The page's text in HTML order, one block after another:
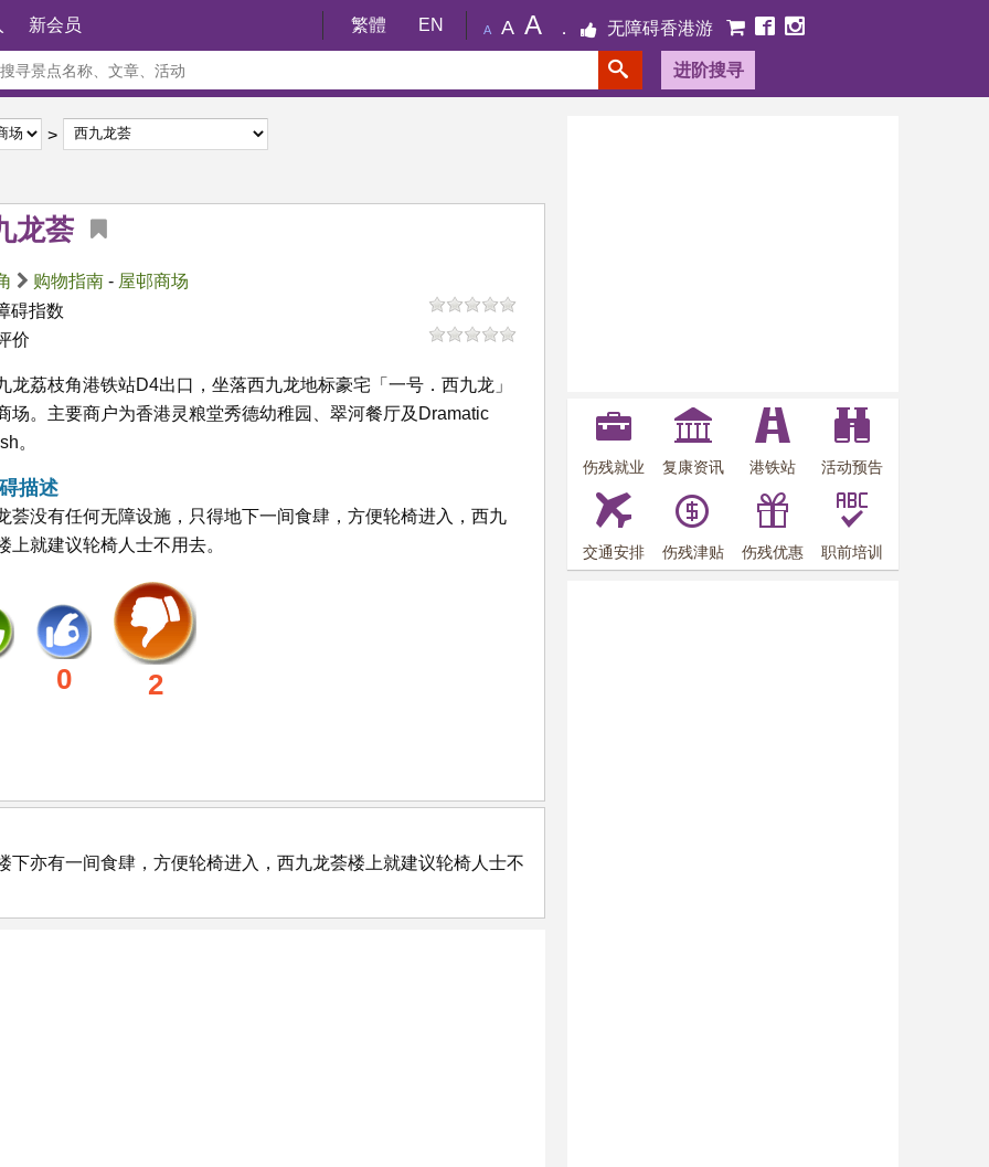
新会员 繁體 EN A A A 无障碍香港游
进阶搜寻
龙荟
购物指南 - 屋邨商场
碍指数
价
龙荔枝角港铁站D4出口，坐落西九龙地标豪宅「一号．西九龙」
场。主要商户为香港灵粮堂秀德幼稚园、翠河餐厅及Dramatic
。
描述
荟没有任何无障设施，只得地下一间食肆，方便轮椅进入，西九
上就建议轮椅人士不用去。
0 2
亦有一间食肆，方便轮椅进入，西九龙荟楼上就建议轮椅人士不
伤残就业 复康资讯 港铁站 活动预告
交通安排 伤残津贴 伤残优惠 职前培训